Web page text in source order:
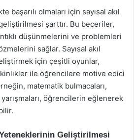
başarılı olmaları için sayısal akıl
şarttır. Bu beceriler,
düşünmelerini ve problemleri
sağlar. Sayısal akıl
için çeşitli oyunlar,
ile öğrencilere motive edici
matematik bulmacaları,
öğrencilerin eğlenerek
Geliştirilmesi